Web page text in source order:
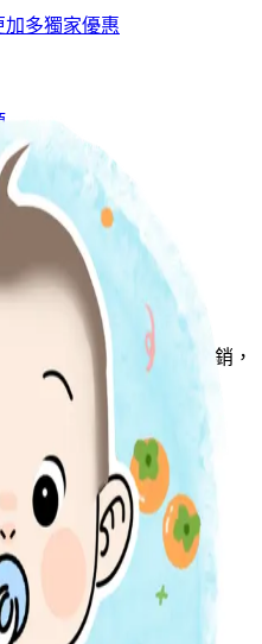
加多獨家優惠
大家開心團購。薄利多銷，